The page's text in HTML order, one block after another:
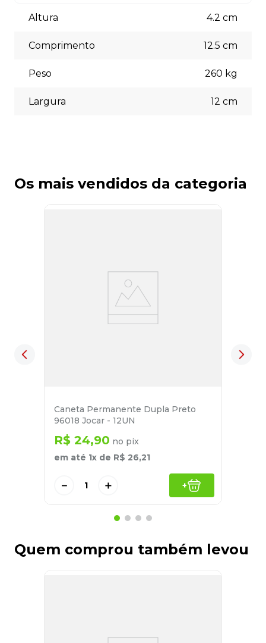
(5% off) cartões de crédito, boleto bancário. Você pode
escolher a opção que melhor se adapte às suas
Altura 4.2 cm
Comprimento 12.5 cm
Peso 260 kg
Largura 12 cm
Os mais vendidos da categoria
Caneta Permanente Dupla Preto
96018 Jocar - 12UN
R$ 24,90 no pix
em até 1x de R$ 26,21
＋
－ +
Quem comprou também levou